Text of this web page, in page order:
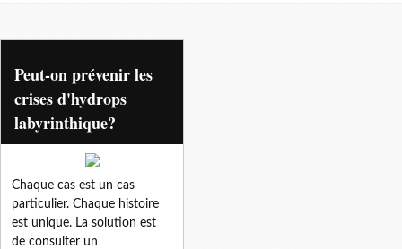
tcc
Peut-on prévenir les
crises d'hydrops
labyrinthique?
Chaque cas est un cas
particulier. Chaque histoire
est unique. La solution est
de consulter un